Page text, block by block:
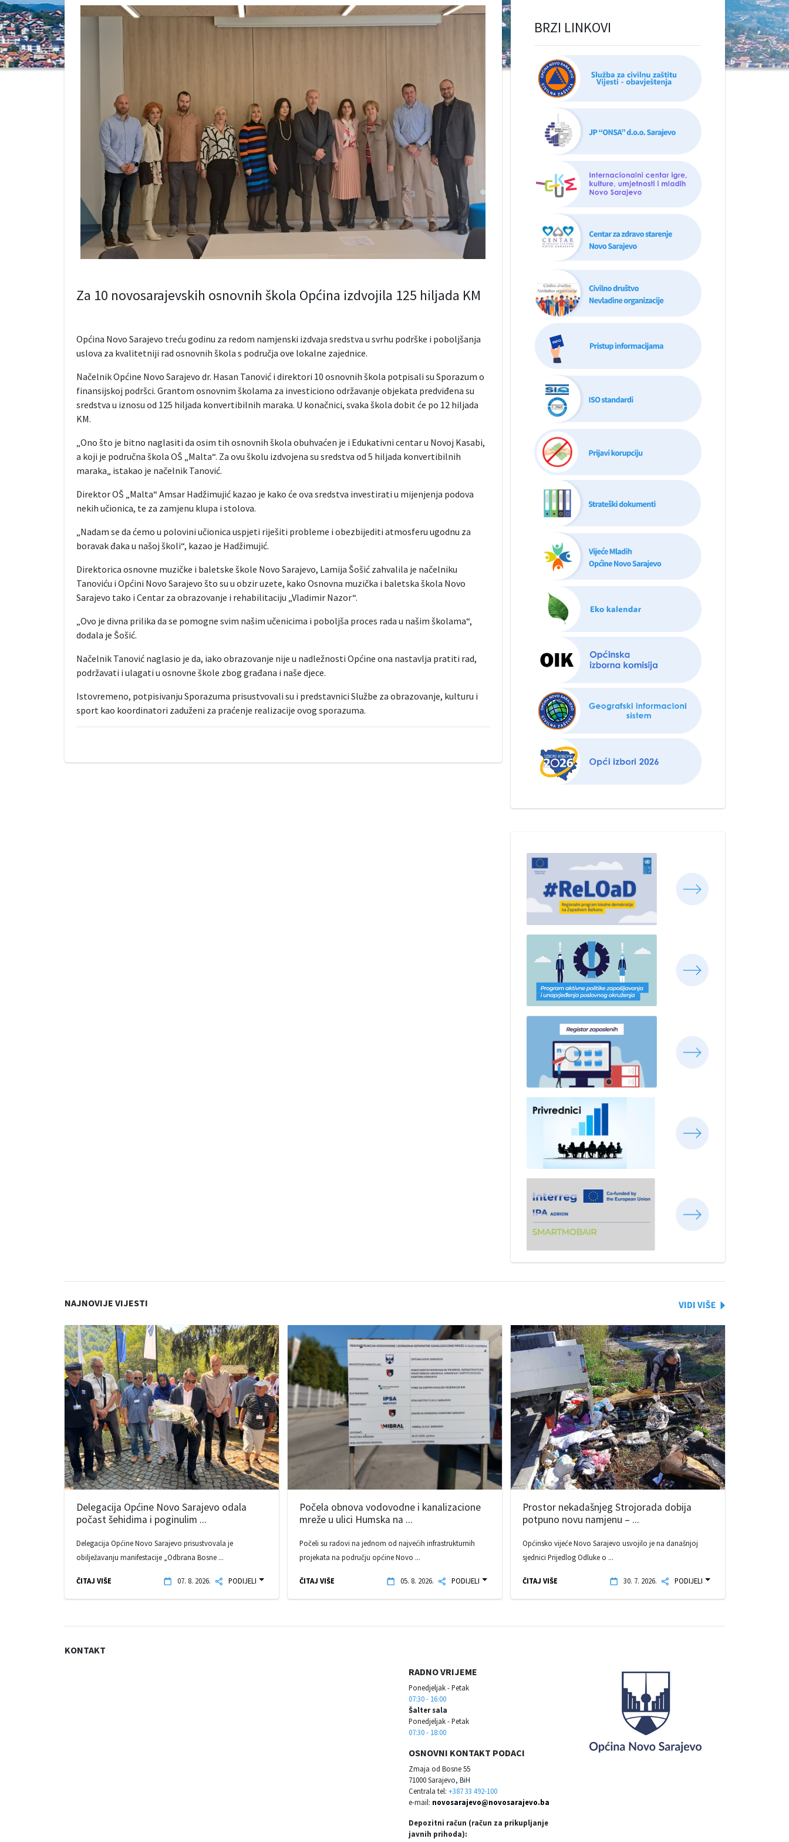
Za 10 novosarajevskih osnovnih škola Općina izdvojila 125 hiljada KM
Općina Novo Sarajevo treću godinu za redom namjenski izdvaja sredstva u svrhu podrške i poboljšanja
uslova za kvalitetniji rad osnovnih škola s područja ove lokalne zajednice.
Načelnik Općine Novo Sarajevo dr. Hasan Tanović i direktori 10 osnovnih škola potpisali su Sporazum o
finansijskoj podršci. Grantom osnovnim školama za investiciono održavanje objekata predviđena su
sredstva u iznosu od 125 hiljada konvertibilnih maraka. U konačnici, svaka škola dobit će po 12 hiljada
KM.
„Ono što je bitno naglasiti da osim tih osnovnih škola obuhvaćen je i Edukativni centar u Novoj Kasabi,
a koji je područna škola OŠ „Malta“. Za ovu školu izdvojena su sredstva od 5 hiljada konvertibilnih
maraka„ istakao je načelnik Tanović.
Direktor OŠ „Malta“ Amsar Hadžimujić kazao je kako će ova sredstva investirati u mijenjenja podova
nekih učionica, te za zamjenu klupa i stolova.
„Nadam se da ćemo u polovini učionica uspjeti riješiti probleme i obezbijediti atmosferu ugodnu za
boravak đaka u našoj školi“, kazao je Hadžimujić.
Direktorica osnovne muzičke i baletske škole Novo Sarajevo, Lamija Šošić zahvalila je načelniku
Tanoviću i Općini Novo Sarajevo što su u obzir uzete, kako Osnovna muzička i baletska škola Novo
Sarajevo tako i Centar za obrazovanje i rehabilitaciju „Vladimir Nazor“.
„Ovo je divna prilika da se pomogne svim našim učenicima i poboljša proces rada u našim školama“,
dodala je Šošić.
Načelnik Tanović naglasio je da, iako obrazovanje nije u nadležnosti Općine ona nastavlja pratiti rad,
podržavati i ulagati u osnovne škole zbog građana i naše djece.
Istovremeno, potpisivanju Sporazuma prisustvovali su i predstavnici Službe za obrazovanje, kulturu i
sport kao koordinatori zaduženi za praćenje realizacije ovog sporazuma.
BRZI LINKOVI
NAJNOVIJE VIJESTI
Delegacija Općine Novo Sarajevo odala
počast šehidima i poginulim ...
Delegacija Općine Novo Sarajevo prisustvovala je
obilježavanju manifestacije „Odbrana Bosne ...
ČITAJ VIŠE 07. 8. 2026. PODIJELI
Počela obnova vodovodne i kanalizacione
mreže u ulici Humska na ...
Počeli su radovi na jednom od najvećih infrastrukturnih
projekata na području općine Novo ...
ČITAJ VIŠE 05. 8. 2026. PODIJELI
Prostor nekadašnjeg Strojorada dobija
potpuno novu namjenu – ...
Općinsko vijeće Novo Sarajevo usvojilo je na današnjoj
sjednici Prijedlog Odluke o ...
ČITAJ VIŠE 30. 7. 2026. PODIJELI
KONTAKT
RADNO VRIJEME
Ponedjeljak - Petak
07:30 - 16:00
Šalter sala
Ponedjeljak - Petak
07:30 - 18:00
OSNOVNI KONTAKT PODACI
Zmaja od Bosne 55
71000 Sarajevo, BiH
Centrala tel: +387 33 492-100
e-mail: novosarajevo@novosarajevo.ba
Depozitni račun (račun za prikupljanje
javnih prihoda):